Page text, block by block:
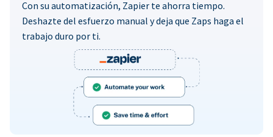
Con su automatización, Zapier te ahorra tiempo.
Deshazte del esfuerzo manual y deja que Zaps haga el
trabajo duro por ti.